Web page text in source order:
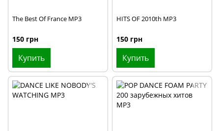
The Best Of France MP3
150 грн
Купить
HITS OF 2010th MP3
150 грн
Купить